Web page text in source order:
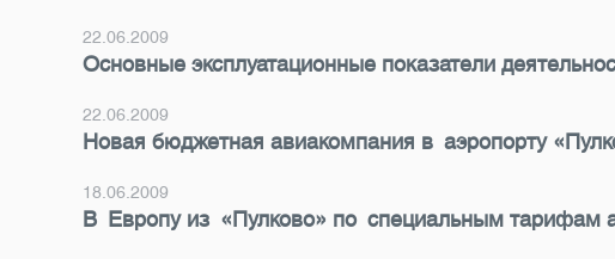
22.06.2009
Основные эксплуатационные показатели
22.06.2009
Новая бюджетная авиакомпания в аэропорту
18.06.2009
В Европу из «Пулково» по специальным тарифам